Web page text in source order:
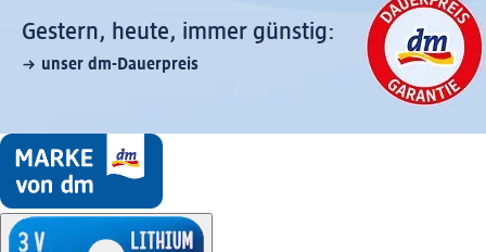
Gestern, heute, immer günstig:
unser dm-Dauerpreis